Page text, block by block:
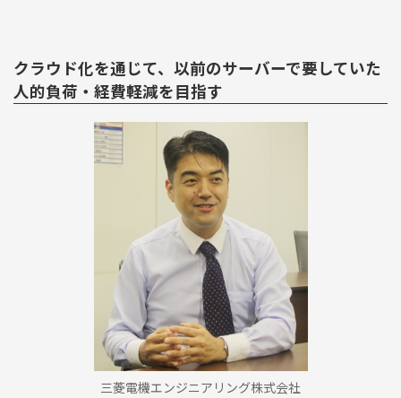
クラウド化を通じて、以前のサーバーで要していた
人的負荷・経費軽減を目指す
三菱電機エンジニアリング株式会社